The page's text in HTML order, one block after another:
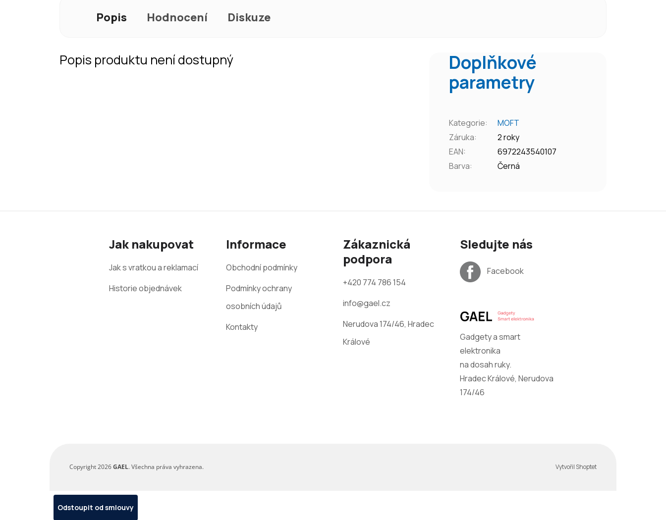
Popis Hodnocení Diskuze
Popis produktu není dostupný
Doplňkové
parametry
Kategorie:
MOFT
Záruka:
2 roky
EAN:
6972243540107
Barva: Černá
Jak nakupovat
Jak s vratkou a reklamací
Historie objednávek
Informace
Obchodní podmínky
Podmínky ochrany
osobních údajů
Kontakty
Zákaznická
podpora
+420 774 786 154
info@gael.cz
Nerudova 174/46, Hradec
Králové
Sledujte nás
Facebook
Gadgety a smart
elektronika
na dosah ruky.
Hradec Králové, Nerudova
174/46
Vytvořil Shoptet
Copyright 2026GAEL. Všechna práva vyhrazena.
Odstoupit od smlouvy